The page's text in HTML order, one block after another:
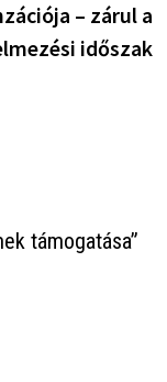
– zárul a
időszak
támogatása”